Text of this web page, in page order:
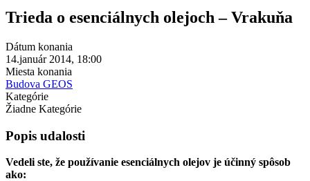
Trieda o esenciálnych olejoch – Vrakuňa
Dátum konania
14.január 2014, 18:00
Miesta konania
Budova GEOS
Kategórie
Žiadne Kategórie
Popis udalosti
Vedeli ste, že používanie esenciálnych olejov je účinný spôsob
ako: